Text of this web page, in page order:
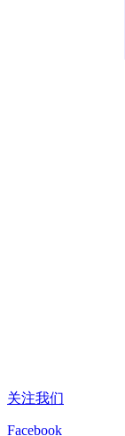
关注我们
Facebook